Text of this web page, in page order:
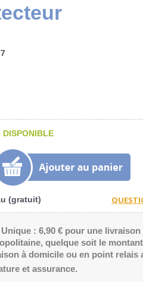
DISPONIBLE
(gratuit)
: 6,90 € pour une livraison
quelque soit le
à domicile ou en point relais
et assurance.